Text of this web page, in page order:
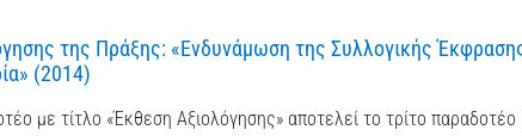
της Πράξης: «Ενδυνάμωση της Συλλογικής
(2014)
με τίτλο «Έκθεση Αξιολόγησης» αποτελεί το τρίτο